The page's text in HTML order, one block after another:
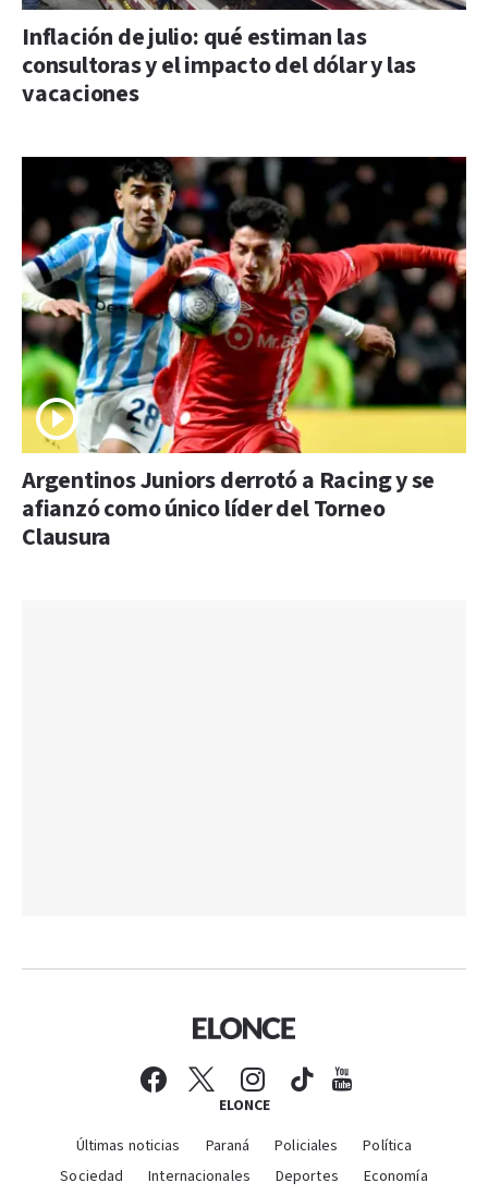
Inflación de julio: qué estiman las
consultoras y el impacto del dólar y las
vacaciones
Argentinos Juniors derrotó a Racing y se
afianzó como único líder del Torneo
Clausura
ELONCE
Últimas noticias Paraná Policiales
Política
Sociedad
Internacionales Deportes Economía